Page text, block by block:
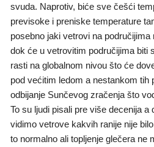
svuda. Naprotiv, biće sve češći
previsoke i preniske temperature
posebno jaki vetrovi na
dok će u vetrovitim područijima biti
rasti na globalnom nivou što će
pod većitim ledom a nestankom tih
odbijanje Sunčevog zračenja što
To su ljudi pisali pre više decenija
vidimo vetrove kakvih ranije nije
to normalno ali topljenje glečera ne